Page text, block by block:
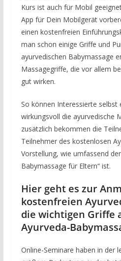
Kurs ist auch für Mobil
App für Dein Mobilgerät
einen kostenfreien
man schon einige Griffe und
ayurvedischen Babymassage
Massagegriffe, die vor allem
gut wirken.
So können Interessierte selbst
wirkungsvoll die ayurvedische
zusätzlich bekommen die
Teilnehmer des kostenlosen
Vorstellung, wie umfassend
Babymassage für Eltern“ ist.
Hier geht es zur
kostenfreien
die wichtigen Griffe
Ayurveda-
Online-Seminare haben in der